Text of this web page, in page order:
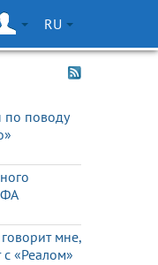
RU
по поводу
мне,
«Реалом»